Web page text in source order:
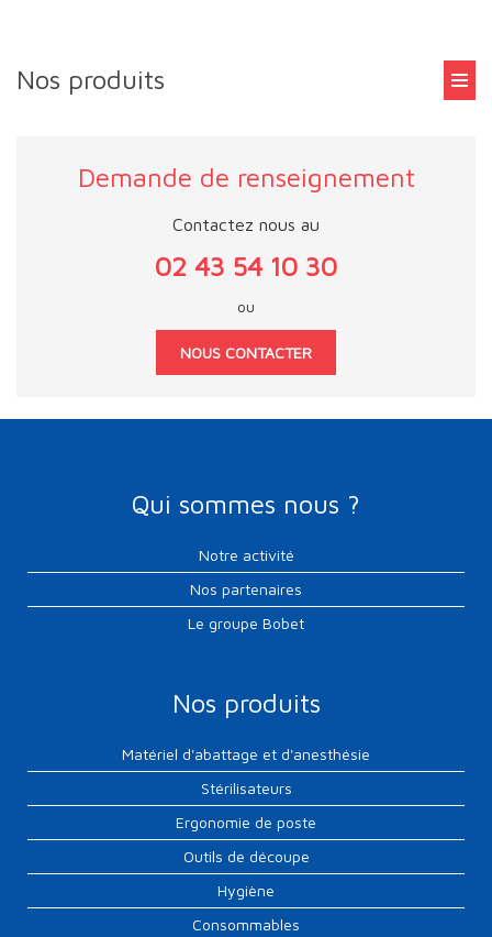
Nos produits
Demande de renseignement
Contactez nous au
02 43 54 10 30
ou
NOUS CONTACTER
Qui sommes nous ?
Notre activité
Nos partenaires
Le groupe Bobet
Nos produits
Matériel d'abattage et d'anesthésie
Stérilisateurs
Ergonomie de poste
Outils de découpe
Hygiène
Consommables